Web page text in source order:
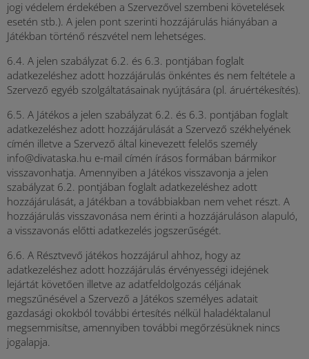
jogi védelem érdekében a Szervezővel szembeni követelések
esetén stb.). A jelen pont szerinti hozzájárulás hiányában a
Játékban történő részvétel nem lehetséges.
6.4. A jelen szabályzat 6.2. és 6.3. pontjában foglalt
adatkezeléshez adott hozzájárulás önkéntes és nem feltétele a
Szervező egyéb szolgáltatásainak nyújtására (pl. áruértékesítés).
6.5. A Játékos a jelen szabályzat 6.2. és 6.3. pontjában foglalt
adatkezeléshez adott hozzájárulását a Szervező székhelyének
címén illetve a Szervező által kinevezett felelős személy
info@divataska.hu e-mail címén írásos formában bármikor
visszavonhatja. Amennyiben a Játékos visszavonja a jelen
szabályzat 6.2. pontjában foglalt adatkezeléshez adott
hozzájárulását, a Játékban a továbbiakban nem vehet részt. A
hozzájárulás visszavonása nem érinti a hozzájáruláson alapuló,
a visszavonás előtti adatkezelés jogszerűségét.
6.6. A Résztvevő játékos hozzájárul ahhoz, hogy az
adatkezeléshez adott hozzájárulás érvényességi idejének
lejártát követően illetve az adatfeldolgozás céljának
megszűnésével a Szervező a Játékos személyes adatait
gazdasági okokból további értesítés nélkül haladéktalanul
megsemmisítse, amennyiben további megőrzésüknek nincs
jogalapja.